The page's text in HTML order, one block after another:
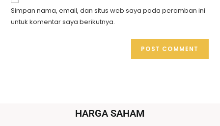
Simpan nama, email, dan situs web saya pada peramban ini
untuk komentar saya berikutnya.
HARGA SAHAM